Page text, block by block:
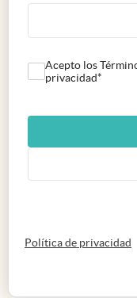
Acepto los
privacidad*
Política de privacidad